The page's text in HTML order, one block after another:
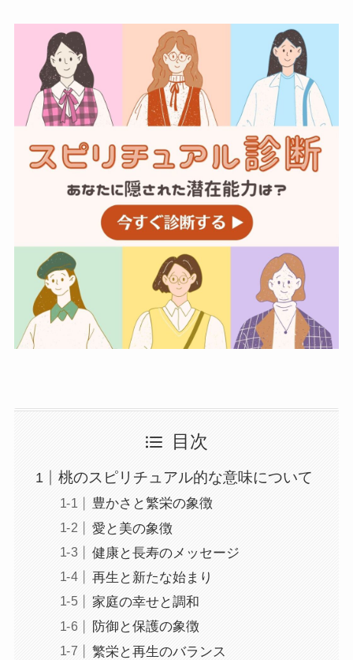
目次
桃のスピリチュアル的な意味について
豊かさと繁栄の象徴
愛と美の象徴
健康と長寿のメッセージ
再生と新たな始まり
家庭の幸せと調和
防御と保護の象徴
繁栄と再生のバランス